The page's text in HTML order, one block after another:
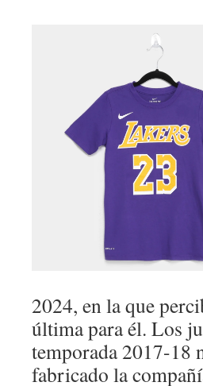
2024, en la que
última para él. Los
temporada 2017-18
fabricado la